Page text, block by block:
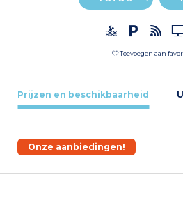
Toevoegen aan
Prijzen en beschikbaarheid
Onze aanbiedingen!